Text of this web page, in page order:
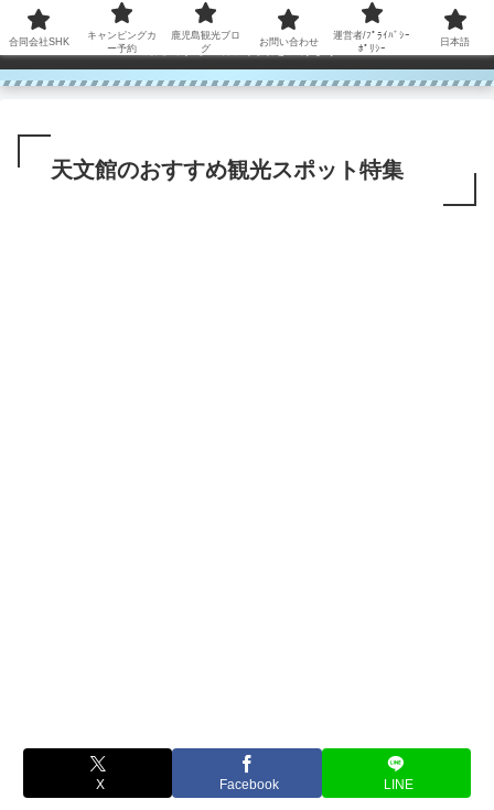
コンテンツへスキップ
鹿児島から世界に笑顔を広げます！
天文館のおすすめ観光スポット特集
X Facebook LINE
合同会社SHK
キャンピングカ
ー予約
鹿児島観光ブロ
グ
お問い合わせ
運営者/ﾌﾟﾗｲﾊﾞｼｰ
ﾎﾟﾘｼｰ
日本語